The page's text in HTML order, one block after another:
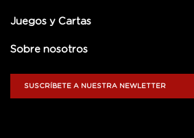
Juegos y Cartas
Sobre nosotros
SUSCRÍBETE A NUESTRA NEWLETTER